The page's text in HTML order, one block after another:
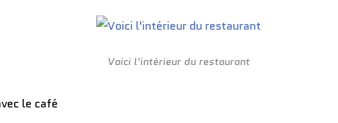
Voici l'intérieur du restaurant